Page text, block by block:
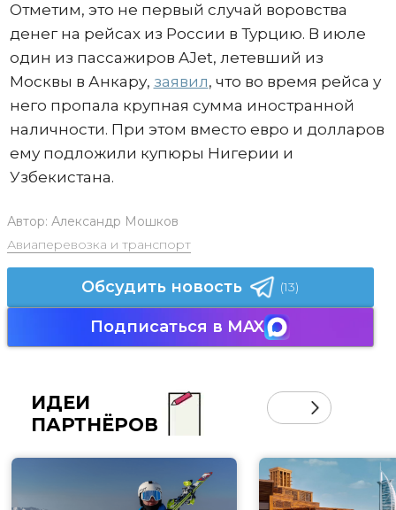
Отметим, это не первый случай воровства
денег на рейсах из России в Турцию. В июле
один из пассажиров AJet, летевший из
Москвы в Анкару, заявил, что во время рейса у
него пропала крупная сумма иностранной
наличности. При этом вместо евро и долларов
ему подложили купюры Нигерии и
Узбекистана.
Автор: Александр Мошков
Авиаперевозка и транспорт
Обсудить новость (13)
Подписаться в MAX
ИДЕИ
ПАРТНЁРОВ